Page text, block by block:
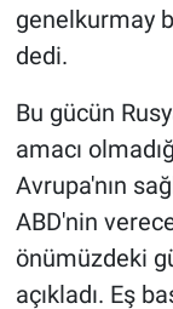
genelkurmay
dedi.
Bu gücün
amacı
Avrupa'nın
ABD'nin
önümüzdeki
açıkladı. Eş